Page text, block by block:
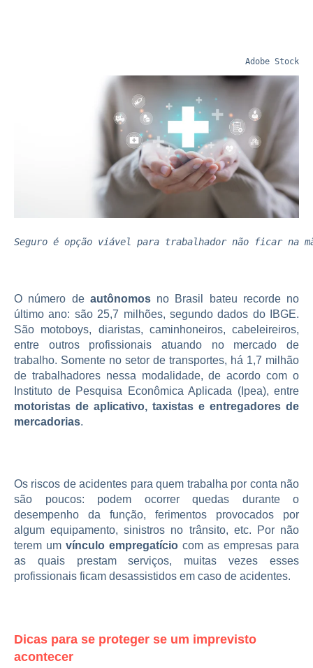
Adobe Stock
Seguro é opção viável para trabalhador não ficar na
O número de autônomos no Brasil bateu recorde no
último ano: são 25,7 milhões, segundo dados do IBGE.
São motoboys, diaristas, caminhoneiros, cabeleireiros,
entre outros profissionais atuando no mercado de
trabalho. Somente no setor de transportes, há 1,7 milhão
de trabalhadores nessa modalidade, de acordo com o
Instituto de Pesquisa Econômica Aplicada (Ipea), entre
motoristas de aplicativo, taxistas e entregadores de
mercadorias.
Os riscos de acidentes para quem trabalha por conta não
são poucos: podem ocorrer quedas durante o
desempenho da função, ferimentos provocados por
algum equipamento, sinistros no trânsito, etc. Por não
terem um vínculo empregatício com as empresas para
as quais prestam serviços, muitas vezes esses
profissionais ficam desassistidos em caso de acidentes.
Dicas para se proteger se um imprevisto
acontecer